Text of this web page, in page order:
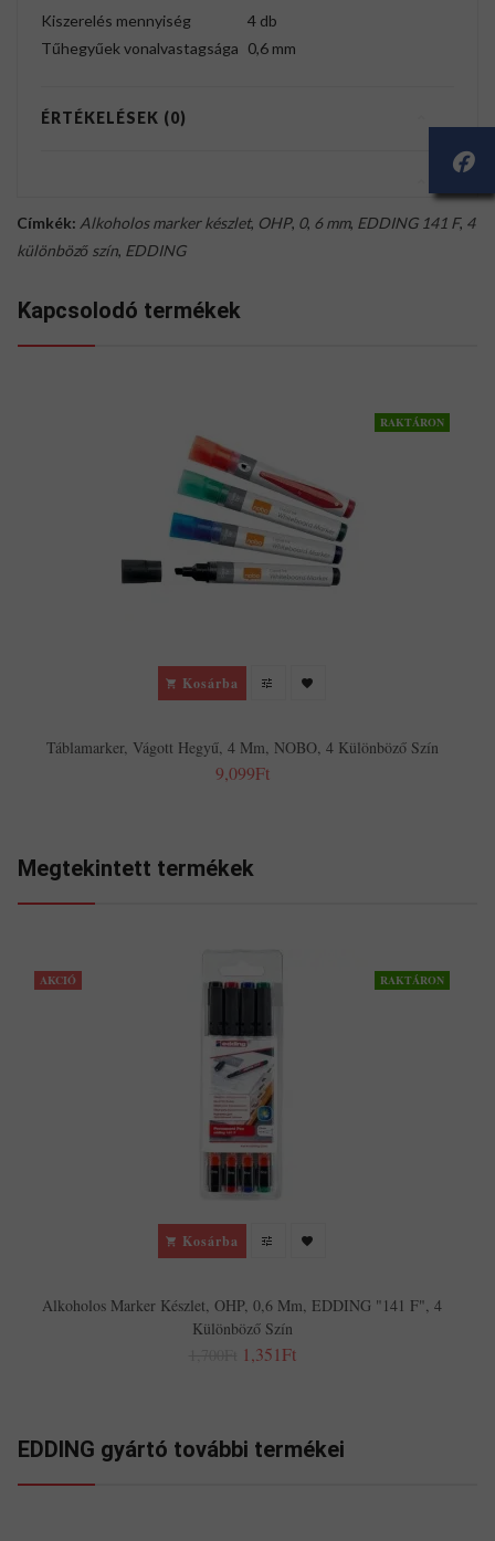
Kiszerelés mennyiség
4 db
Tűhegyűek vonalvastagsága 0,6 mm
ÉRTÉKELÉSEK (0)
Címkék: Alkoholos marker készlet, OHP, 0, 6 mm, EDDING 141 F, 4
különböző szín, EDDING
Kapcsolodó termékek
RAKTÁRON
Kosárba
Táblamarker, Vágott Hegyű, 4 Mm, NOBO, 4 Különböző Szín
9,099Ft
Megtekintett termékek
AKCIÓ RAKTÁRON
Kosárba
Alkoholos Marker Készlet, OHP, 0,6 Mm, EDDING "141 F", 4
Különböző Szín
1,351Ft
EDDING gyártó további termékei